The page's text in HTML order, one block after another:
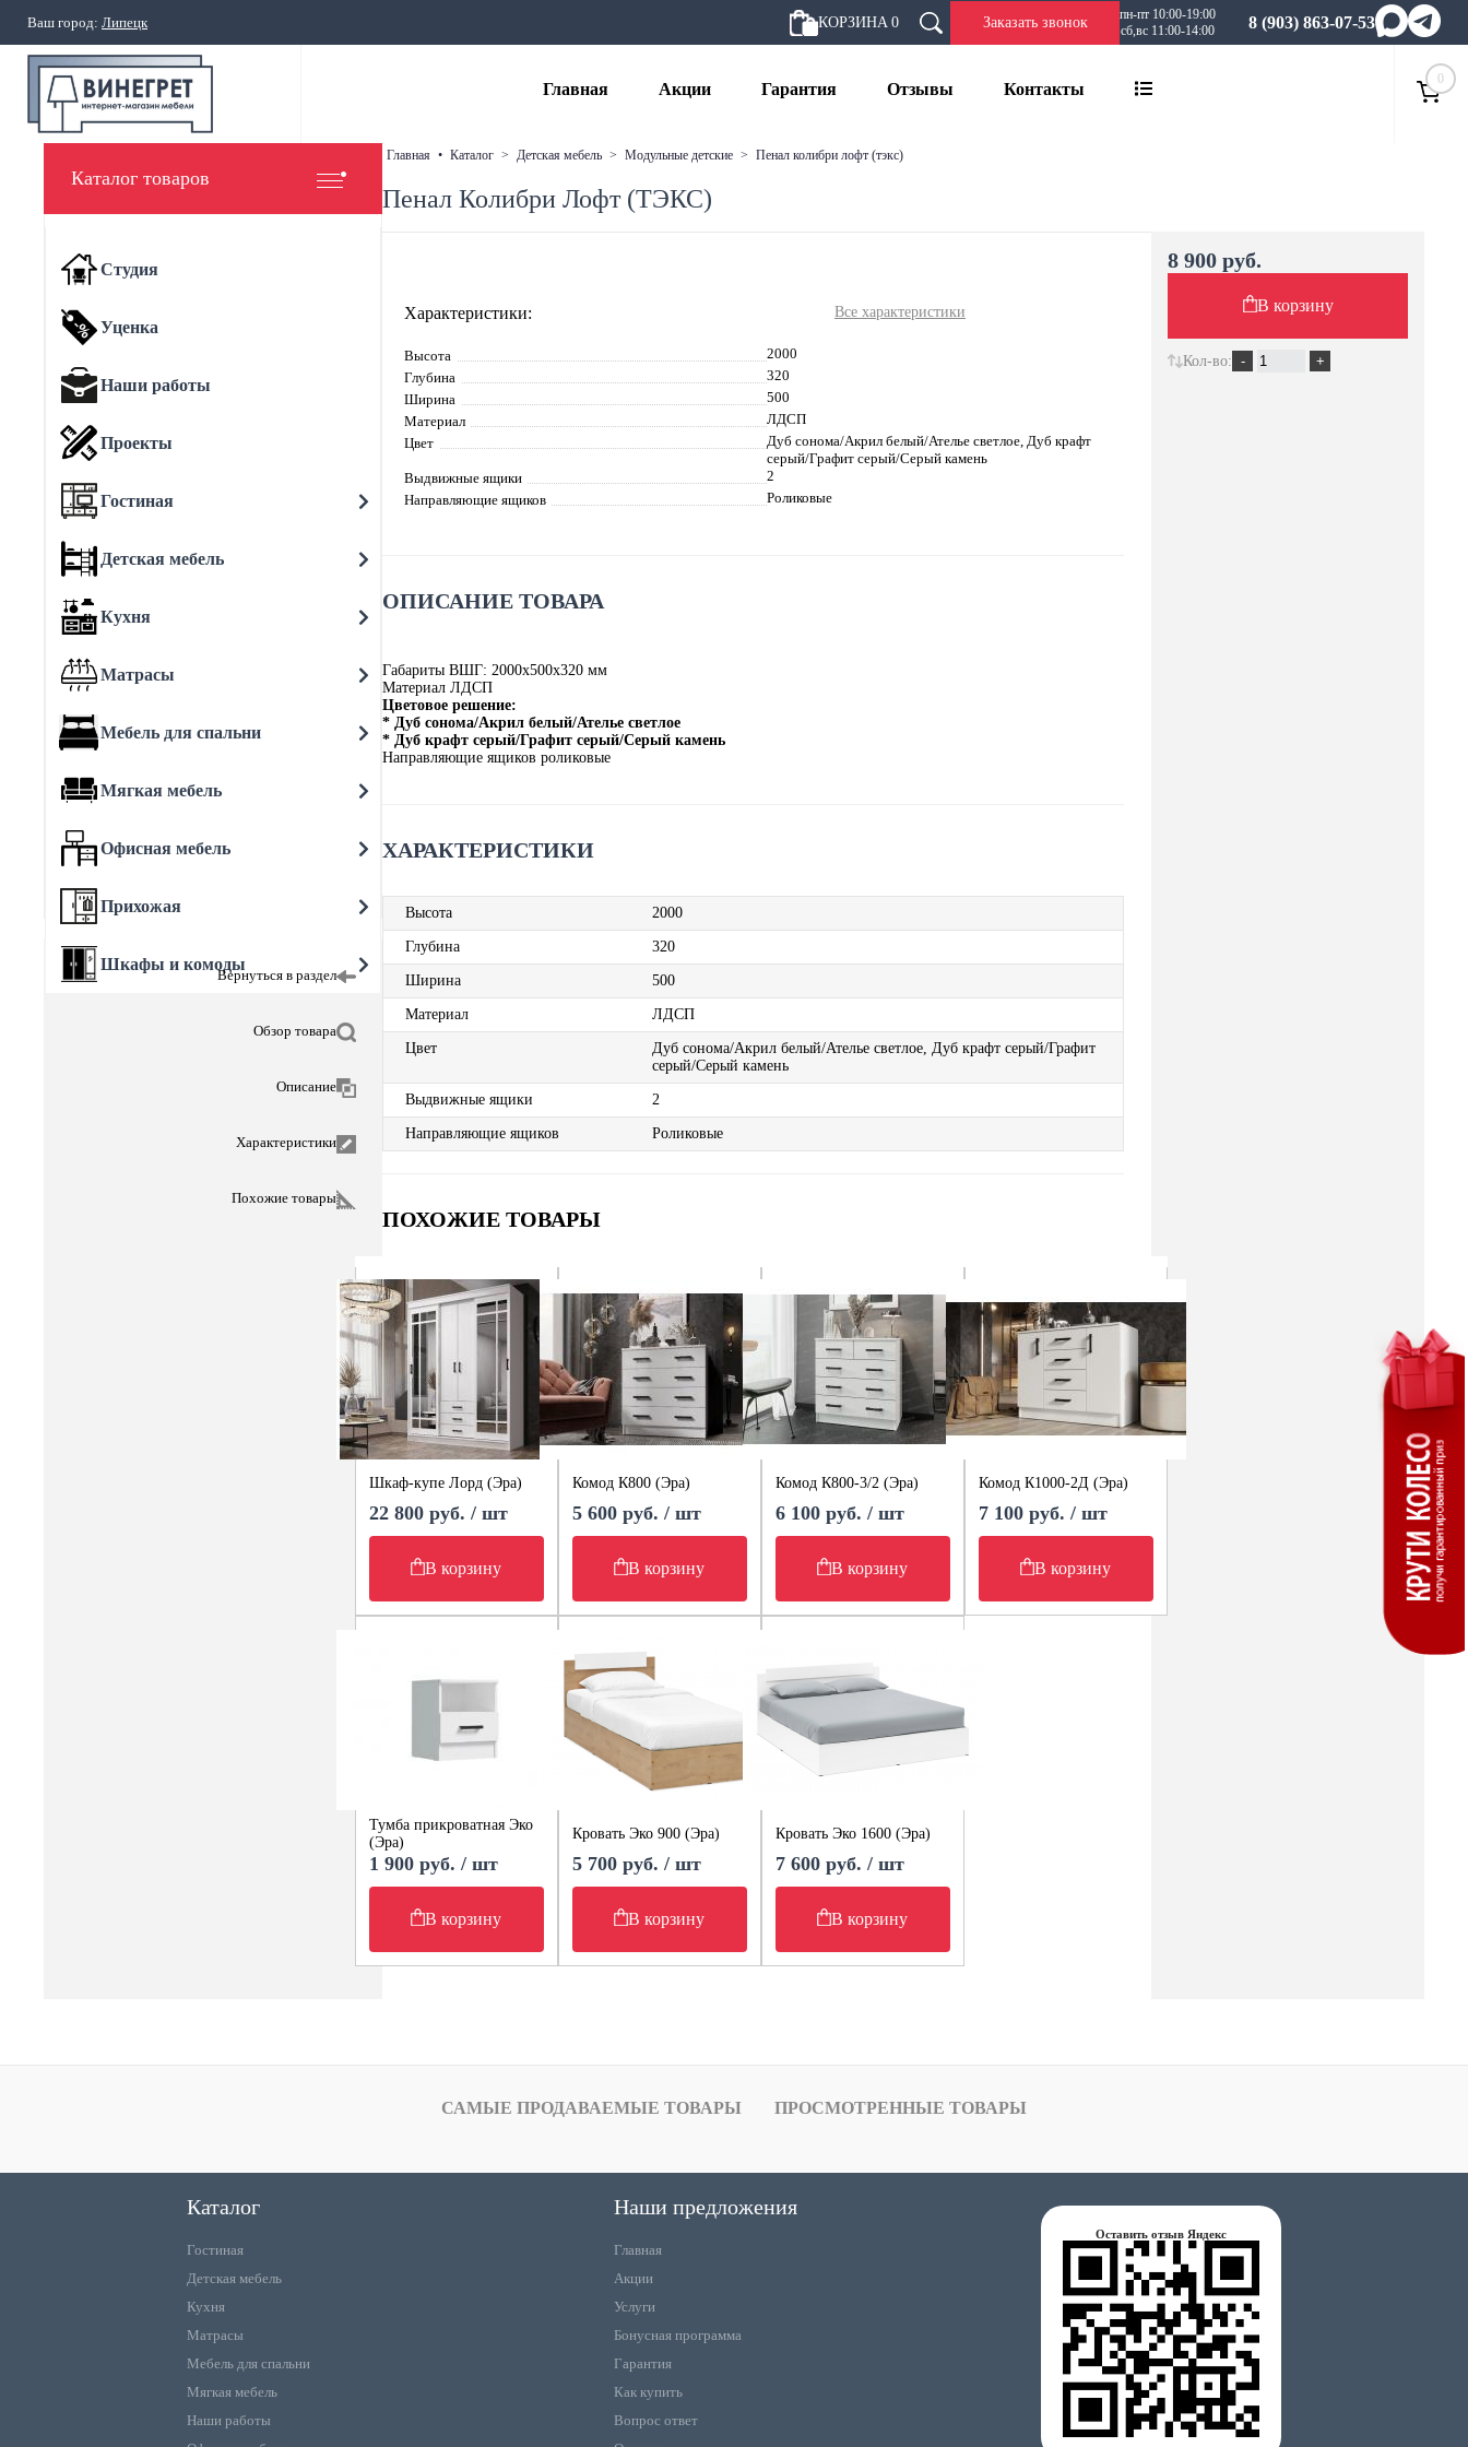
Ваш город: Липецк КОРЗИНА 0 Заказать звонок
пн-пт 10:00-19:00
сб,вс 11:00-14:00
8 (903) 863-07-53
Главная Акции Гарантия Отзывы Контакты
0
Каталог товаров
Студия
Уценка
Наши работы
Проекты
Гостиная
Детская мебель
Кухня
Матрасы
Мебель для спальни
Мягкая мебель
Офисная мебель
Прихожая
Шкафы и комоды
Вернуться в раздел
Обзор товара
Описание
Характеристики
Похожие товары
главная • каталог > детская мебель > модульные детские > пенал колибри лофт (тэкс)
Пенал Колибри Лофт (ТЭКС)
Характеристики: Все характеристики
Высота
2000
Глубина
320
Ширина
500
Материал
ЛДСП
Цвет
Дуб сонома/Акрил белый/Ателье светлое, Дуб крафт
серый/Графит серый/Серый камень
Выдвижные ящики
2
Направляющие ящиков
Роликовые
ОПИСАНИЕ ТОВАРА
Габариты ВШГ: 2000х500х320 мм
Материал ЛДСП
Цветовое решение:
* Дуб сонома/Акрил белый/Ателье светлое
* Дуб крафт серый/Графит серый/Серый камень
Направляющие ящиков роликовые
ХАРАКТЕРИСТИКИ
Высота 2000
Глубина 320
Ширина 500
Материал ЛДСП
Цвет
Дуб сонома/Акрил белый/Ателье светлое, Дуб крафт серый/Графит
серый/Серый камень
Выдвижные ящики 2
Направляющие ящиков Роликовые
ПОХОЖИЕ ТОВАРЫ
Шкаф-купе Лорд (Эра)
22 800 руб. / шт
В корзину
Комод К800 (Эра)
5 600 руб. / шт
В корзину
Комод К800-3/2 (Эра)
6 100 руб. / шт
В корзину
Комод К1000-2Д (Эра)
7 100 руб. / шт
В корзину
Тумба прикроватная Эко
(Эра)
1 900 руб. / шт
В корзину
Кровать Эко 900 (Эра)
5 700 руб. / шт
В корзину
Кровать Эко 1600 (Эра)
7 600 руб. / шт
В корзину
8 900 руб.
В корзину
Кол-во:
САМЫЕ ПРОДАВАЕМЫЕ ТОВАРЫ ПРОСМОТРЕННЫЕ ТОВАРЫ
Каталог
Гостиная
Детская мебель
Кухня
Матрасы
Мебель для спальни
Мягкая мебель
Наши работы
Наши предложения
Главная
Акции
Услуги
Бонусная программа
Гарантия
Как купить
Вопрос ответ
Оставить отзыв Яндекс